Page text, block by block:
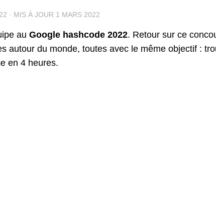
· MIS À JOUR 1 MARS 2022
au Google hashcode 2022. Retour sur ce
autour du monde, toutes avec le même objectif :
en 4 heures.